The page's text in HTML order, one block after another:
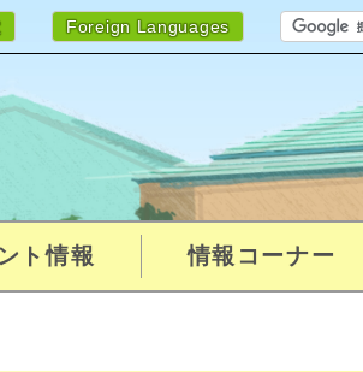
Foreign Languages
ト情報 情報コーナー